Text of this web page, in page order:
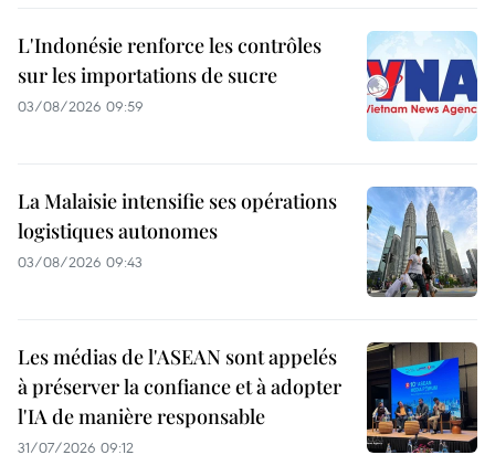
L'Indonésie renforce les contrôles
sur les importations de sucre
03/08/2026 09:59
La Malaisie intensifie ses opérations
logistiques autonomes
03/08/2026 09:43
Les médias de l'ASEAN sont appelés
à préserver la confiance et à adopter
l'IA de manière responsable
31/07/2026 09:12